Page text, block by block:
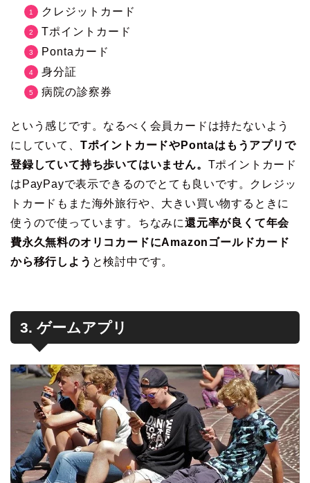
クレジットカード
Tポイントカード
Pontaカード
身分証
病院の診察券
という感じです。なるべく会員カードは持たないよう
にしていて、 TポイントカードやPontaはもうアプリで
登録していて持ち歩いてはいません。 Tポイントカード
はPayPayで表示できるのでとても良いです。クレジッ
トカードもまた海外旅行や、大きい買い物するときに
使うので使っています。ちなみに還元率が良くて年会
費永久無料のオリコカードにAmazonゴールドカード
から移行しよう と検討中です。
3. ゲームアプリ